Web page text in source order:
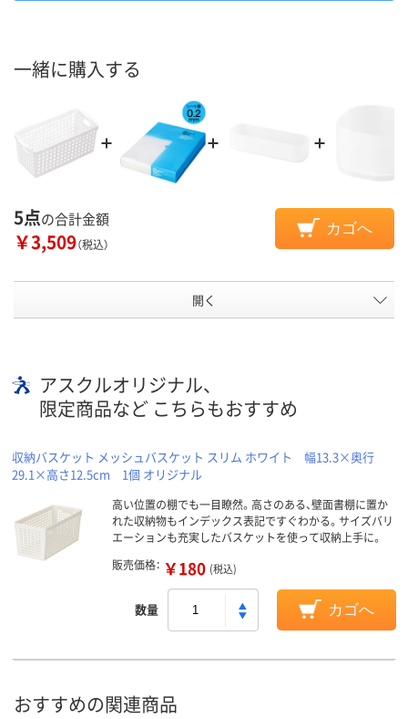
一緒に購入する
5点の合計金額
￥3,509（税込）
カゴへ
開く
アスクルオリジナル、
限定商品など こちらもおすすめ
収納バスケット メッシュバスケット スリム ホワイト 幅13.3×奥行
29.1×高さ12.5cm 1個 オリジナル
高い位置の棚でも一目瞭然。高さのある、壁面書棚に置か
れた収納物もインデックス表記ですぐわかる。サイズバリ
エーションも充実したバスケットを使って収納上手に。
販売価格： ￥180 (税込)
数量 カゴへ
おすすめの関連商品